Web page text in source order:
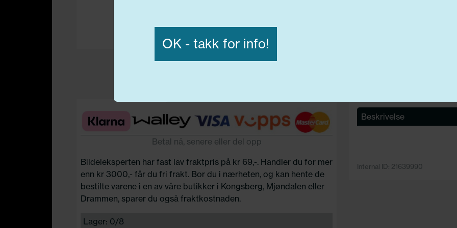
Betal nå, senere eller del opp
Bildeleksperten har fast lav fraktpris på kr 69,-. Handler du for mer
enn kr 3000,- får du fri frakt. Bor du i nærheten, og kan hente de
bestilte varene i en av våre butikker i Kongsberg, Mjøndalen eller
Drammen, sparer du også fraktkostnaden.
Lager: 0/8
Beskrivelse
Internal ID: 21639990
OK - takk for info!